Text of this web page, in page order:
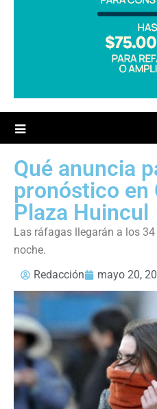
Qué anuncia
pronóstico en
Plaza Huincul
Las ráfagas llegarán a los
noche.
Redacción
mayo 20,